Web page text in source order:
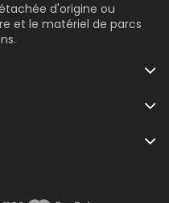
d'origine ou
et le matériel de parcs